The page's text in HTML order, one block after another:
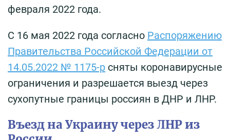
февраля 2022 года.
С 16 мая 2022 года согласно Распоряжению
Правительства Российской Федерации от
14.05.2022 № 1175-р сняты коронавирусные
ограничения и разрешается выезд через
сухопутные границы россиян в ДНР и ЛНР.
Въезд на Украину через ЛНР из